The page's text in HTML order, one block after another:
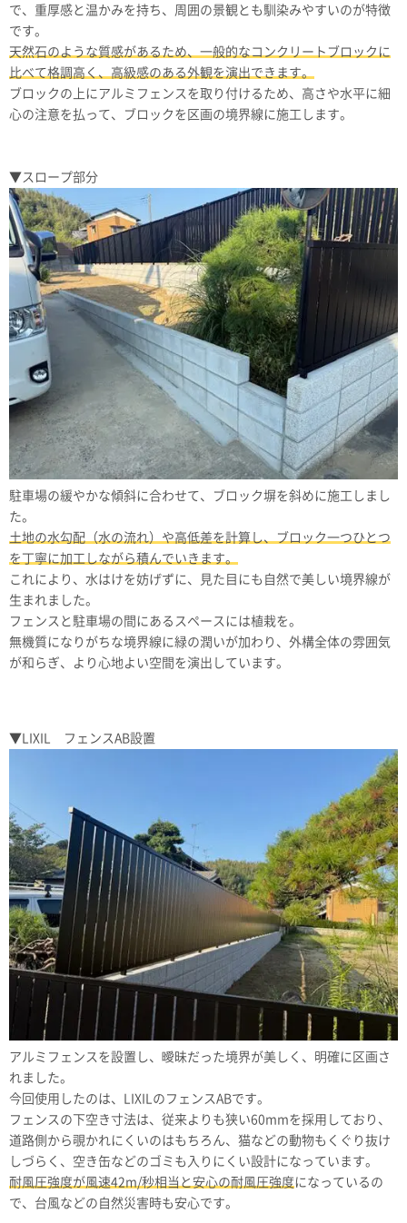
で、重厚感と温かみを持ち、周囲の景観とも馴染みやすいのが特徴
です。
天然石のような質感があるため、一般的なコンクリートブロックに
比べて格調高く、高級感のある外観を演出できます。
ブロックの上にアルミフェンスを取り付けるため、高さや水平に細
心の注意を払って、ブロックを区画の境界線に施工します。
▼スロープ部分
駐車場の緩やかな傾斜に合わせて、ブロック塀を斜めに施工しまし
た。
土地の水勾配（水の流れ）や高低差を計算し、ブロック一つひとつ
を丁寧に加工しながら積んでいきます。
これにより、水はけを妨げずに、見た目にも自然で美しい境界線が
生まれました。
フェンスと駐車場の間にあるスペースには植栽を。
無機質になりがちな境界線に緑の潤いが加わり、外構全体の雰囲気
が和らぎ、より心地よい空間を演出しています。
▼LIXIL フェンスAB設置
アルミフェンスを設置し、曖昧だった境界が美しく、明確に区画さ
れました。
今回使用したのは、LIXILのフェンスABです。
フェンスの下空き寸法は、従来よりも狭い60mmを採用しており、
道路側から覗かれにくいのはもちろん、猫などの動物もくぐり抜け
しづらく、空き缶などのゴミも入りにくい設計になっています。
耐風圧強度が風速42m/秒相当と安心の耐風圧強度になっているの
で、台風などの自然災害時も安心です。